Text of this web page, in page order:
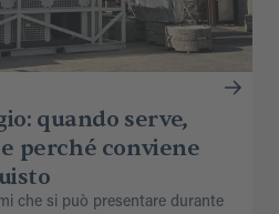
quando serve,
perché conviene
che si può presentare durante